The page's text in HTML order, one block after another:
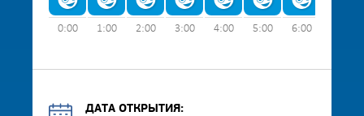
0:00 1:00 2:00 3:00 4:00 5:00 6:00
ДАТА ОТКРЫТИЯ: